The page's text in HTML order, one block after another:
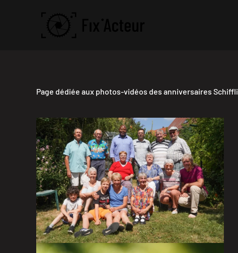
Page dédiée aux photos-vidéos des anniversaires Schiffli
Juillet 2025
VISITER LA GALERIE